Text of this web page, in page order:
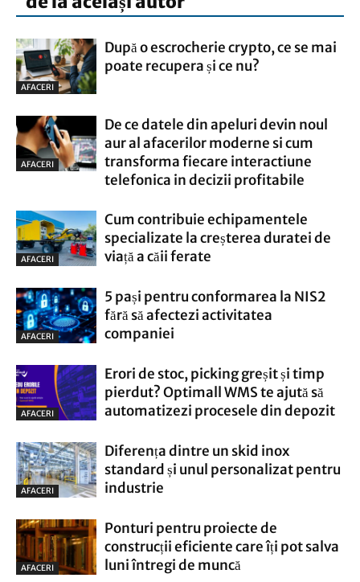
AFACERI
După o escrocherie crypto, ce se mai
poate recupera și ce nu?
AFACERI
De ce datele din apeluri devin noul
aur al afacerilor moderne si cum
transforma fiecare interactiune
telefonica in decizii profitabile
AFACERI
Cum contribuie echipamentele
specializate la creșterea duratei de
viață a căii ferate
AFACERI
5 pași pentru conformarea la NIS2
fără să afectezi activitatea
companiei
AFACERI
Erori de stoc, picking greșit și timp
pierdut? Optimall WMS te ajută să
automatizezi procesele din depozit
AFACERI
Diferența dintre un skid inox
standard și unul personalizat pentru
industrie
AFACERI
Ponturi pentru proiecte de
construcții eficiente care îți pot salva
luni întregi de muncă